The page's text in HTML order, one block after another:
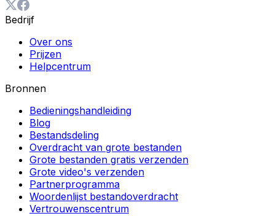
Bedrijf
Over ons
Prijzen
Helpcentrum
Bronnen
Bedieningshandleiding
Blog
Bestandsdeling
Overdracht van grote bestanden
Grote bestanden gratis verzenden
Grote video's verzenden
Partnerprogramma
Woordenlijst bestandoverdracht
Vertrouwenscentrum